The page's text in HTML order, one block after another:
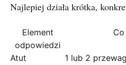
Najlepiej działa krótka,
Element
odpowiedzi
Atut
1 lub 2